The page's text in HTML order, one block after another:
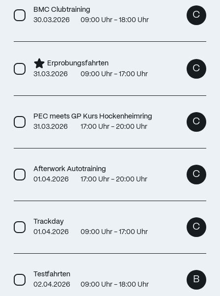
BMC Clubtraining
30.03.2026
09:00 Uhr - 18:00 Uhr
C
Erprobungsfahrten
31.03.2026
09:00 Uhr - 17:00 Uhr
C
PEC meets GP Kurs Hockenheimring
31.03.2026
17:00 Uhr - 20:00 Uhr
C
Afterwork Autotraining
01.04.2026
17:00 Uhr - 20:00 Uhr
C
Trackday
01.04.2026
09:00 Uhr - 17:00 Uhr
C
Testfahrten
02.04.2026
09:00 Uhr - 18:00 Uhr
B